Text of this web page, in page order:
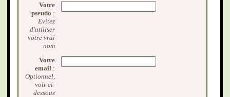
Votre
pseudo :
Evitez
d'utiliser
votre vrai
nom
Votre
email :
Optionnel,
voir ci-
dessous